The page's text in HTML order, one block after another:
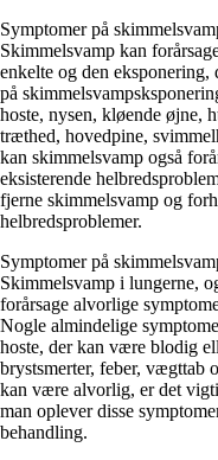
Symptomer på
Skimmelsvamp kan
enkelte og den
på
hoste, nysen, kløende øjne,
træthed, hovedpine,
kan skimmelsvamp også
eksisterende
fjerne skimmelsvamp og
helbredsproblemer.
Symptomer på
Skimmelsvamp i lungerne,
forårsage alvorlige
Nogle almindelige
hoste, der kan være blodig
brystsmerter, feber, vægttab
kan være alvorlig, er det
man oplever disse
behandling.